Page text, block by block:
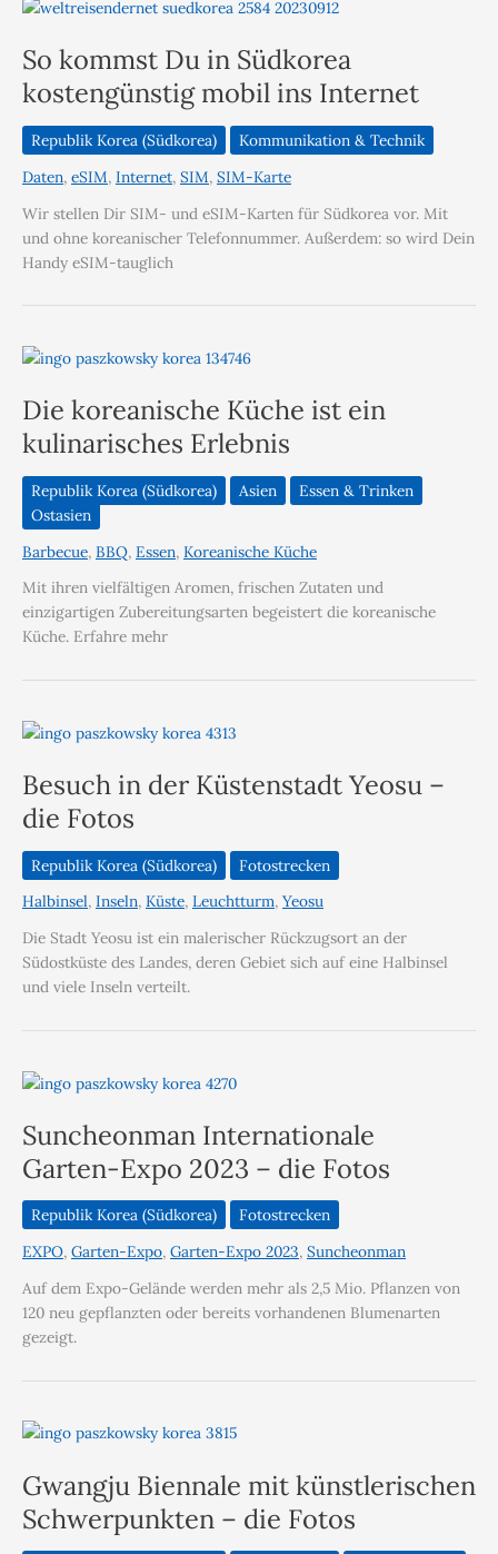
So kommst Du in Südkorea
kostengünstig mobil ins Internet
Republik Korea (Südkorea)
Kommunikation & Technik
Daten, eSIM, Internet, SIM, SIM-Karte
Wir stellen Dir SIM- und eSIM-Karten für Südkorea vor. Mit
und ohne koreanischer Telefonnummer. Außerdem: so wird Dein
Handy eSIM-tauglich
Die koreanische Küche ist ein
kulinarisches Erlebnis
Republik Korea (Südkorea) Asien
Essen & Trinken
Ostasien
Barbecue, BBQ, Essen, Koreanische Küche
Mit ihren vielfältigen Aromen, frischen Zutaten und
einzigartigen Zubereitungsarten begeistert die koreanische
Küche. Erfahre mehr
Besuch in der Küstenstadt Yeosu –
die Fotos
Republik Korea (Südkorea)
Fotostrecken
Halbinsel, Inseln, Küste, Leuchtturm, Yeosu
Die Stadt Yeosu ist ein malerischer Rückzugsort an der
Südostküste des Landes, deren Gebiet sich auf eine Halbinsel
und viele Inseln verteilt.
Suncheonman Internationale
Garten-Expo 2023 – die Fotos
Republik Korea (Südkorea)
Fotostrecken
EXPO, Garten-Expo, Garten-Expo 2023, Suncheonman
Auf dem Expo-Gelände werden mehr als 2,5 Mio. Pflanzen von
120 neu gepflanzten oder bereits vorhandenen Blumenarten
gezeigt.
Gwangju Biennale mit künstlerischen
Schwerpunkten – die Fotos